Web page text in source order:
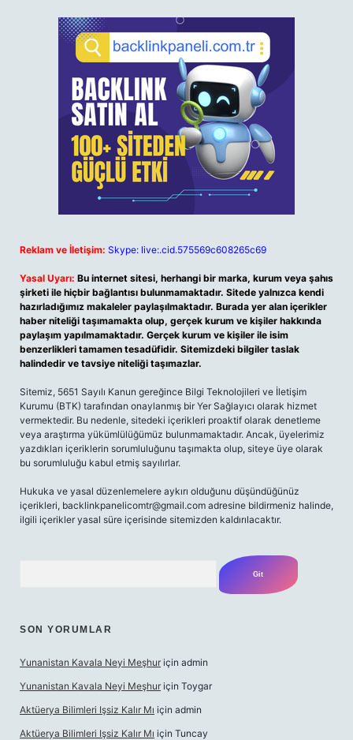
Reklam ve İletişim: Skype: live:.cid.575569c608265c69
Yasal Uyarı: Bu internet sitesi, herhangi bir marka, kurum veya şahıs
şirketi ile hiçbir bağlantısı bulunmamaktadır. Sitede yalnızca kendi
hazırladığımız makaleler paylaşılmaktadır. Burada yer alan içerikler
haber niteliği taşımamakta olup, gerçek kurum ve kişiler hakkında
paylaşım yapılmamaktadır. Gerçek kurum ve kişiler ile isim
benzerlikleri tamamen tesadüfidir. Sitemizdeki bilgiler taslak
halindedir ve tavsiye niteliği taşımazlar.
Sitemiz, 5651 Sayılı Kanun gereğince Bilgi Teknolojileri ve İletişim
Kurumu (BTK) tarafından onaylanmış bir Yer Sağlayıcı olarak hizmet
vermektedir. Bu nedenle, sitedeki içerikleri proaktif olarak denetleme
veya araştırma yükümlülüğümüz bulunmamaktadır. Ancak, üyelerimiz
yazdıkları içeriklerin sorumluluğunu taşımakta olup, siteye üye olarak
bu sorumluluğu kabul etmiş sayılırlar.
Hukuka ve yasal düzenlemelere aykırı olduğunu düşündüğünüz
içerikleri, backlinkpanelicomtr@gmail.com adresine bildirmeniz halinde,
ilgili içerikler yasal süre içerisinde sitemizden kaldırılacaktır.
SON YORUMLAR
Yunanistan Kavala Neyi Meşhur için admin
Yunanistan Kavala Neyi Meşhur için Toygar
Aktüerya Bilimleri Işsiz Kalır Mı için admin
Aktüerya Bilimleri Işsiz Kalır Mı için Tuncay